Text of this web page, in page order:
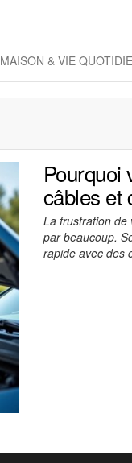
MAISON & VIE
Pourquoi
câbles et
La frustration de
par beaucoup.
rapide avec des